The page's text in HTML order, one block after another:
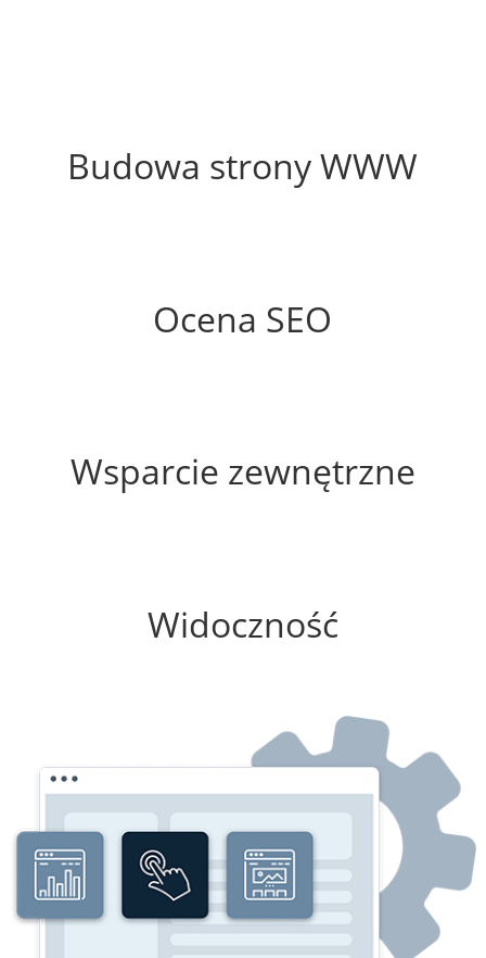
Budowa strony WWW
Ocena SEO
Wsparcie zewnętrzne
Widoczność